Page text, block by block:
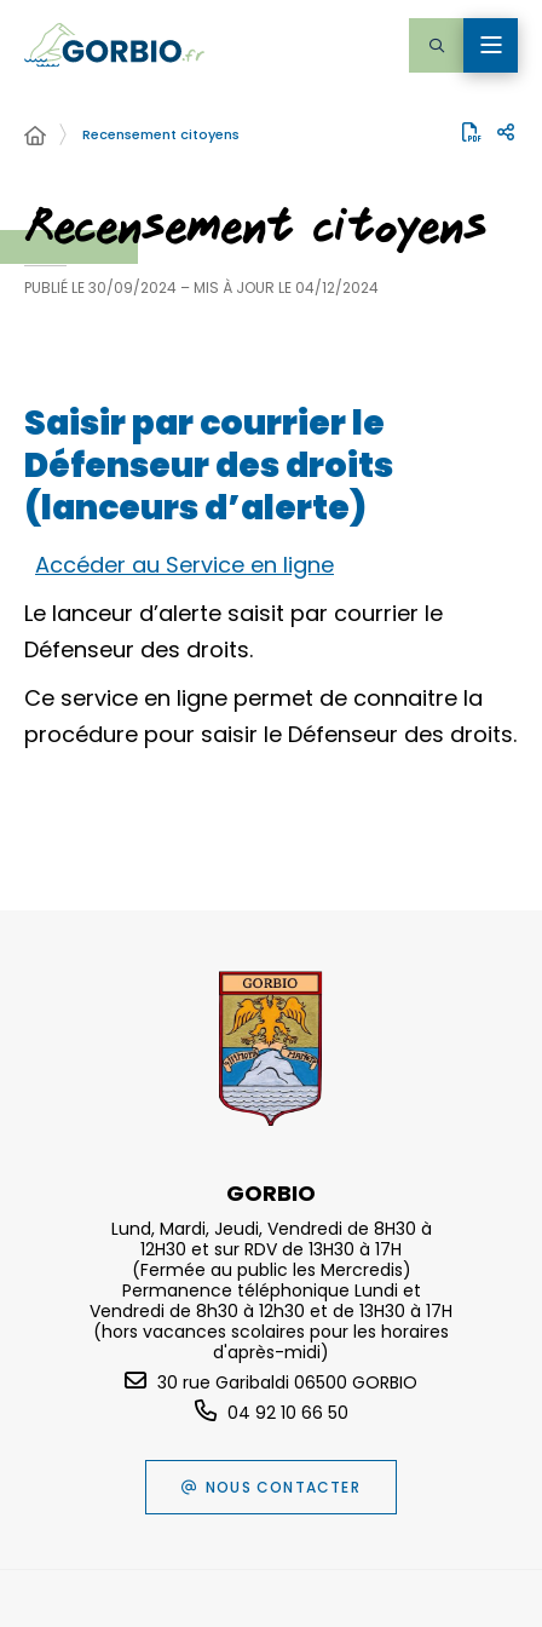
Recensement citoyens
Recensement citoyens
PUBLIÉ LE30/09/2024 – MIS À JOUR LE 04/12/2024
Saisir par courrier le
Défenseur des droits
(lanceurs d’alerte)
Accéder au Service en ligne
Le lanceur d’alerte saisit par courrier le
Défenseur des droits.
Ce service en ligne permet de connaitre la
procédure pour saisir le Défenseur des droits.
GORBIO
Lund, Mardi, Jeudi, Vendredi de 8H30 à
12H30 et sur RDV de 13H30 à 17H
(Fermée au public les Mercredis)
Permanence téléphonique Lundi et
Vendredi de 8h30 à 12h30 et de 13H30 à 17H
(hors vacances scolaires pour les horaires
d'après-midi)
30 rue Garibaldi 06500 GORBIO
04 92 10 66 50
NOUS CONTACTER